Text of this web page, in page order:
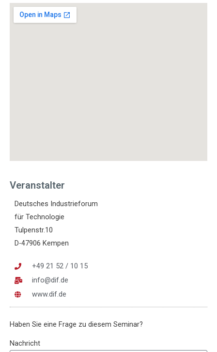
Veranstalter
Deutsches Industrieforum
für Technologie
Tulpenstr.10
D-47906 Kempen
+49 21 52 / 10 15
info@dif.de
www.dif.de
Haben Sie eine Frage zu diesem Seminar?
Nachricht